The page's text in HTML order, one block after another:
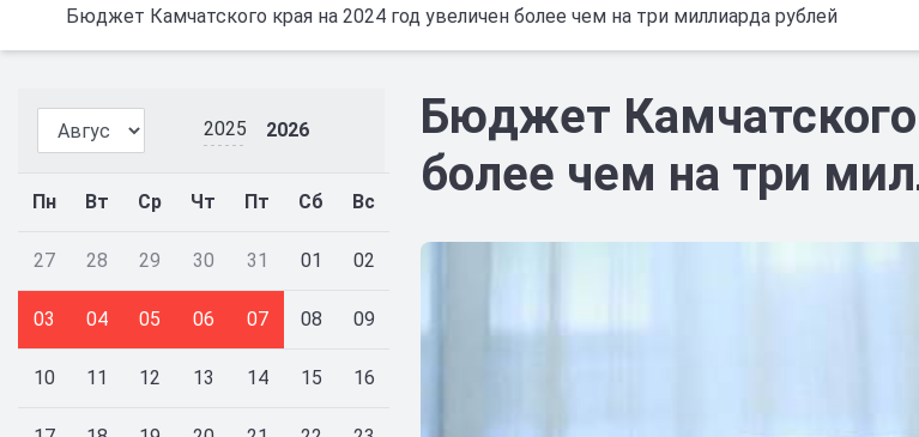
Бюджет Камчатского края на 2024 год увеличен более чем на три миллиарда рублей
2025 2026
Пн Вт Ср Чт Пт Сб Вс
27 28 29 30 31 01 02
03 04 05 06 07 08 09
10 11 12 13 14 15 16
Бюджет Камчатского
более чем на три